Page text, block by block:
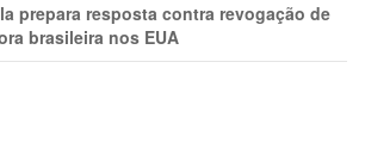
prepara resposta contra revogação de
brasileira nos EUA